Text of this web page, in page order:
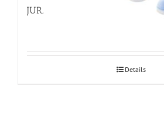
JURA kaheetapilised
Details